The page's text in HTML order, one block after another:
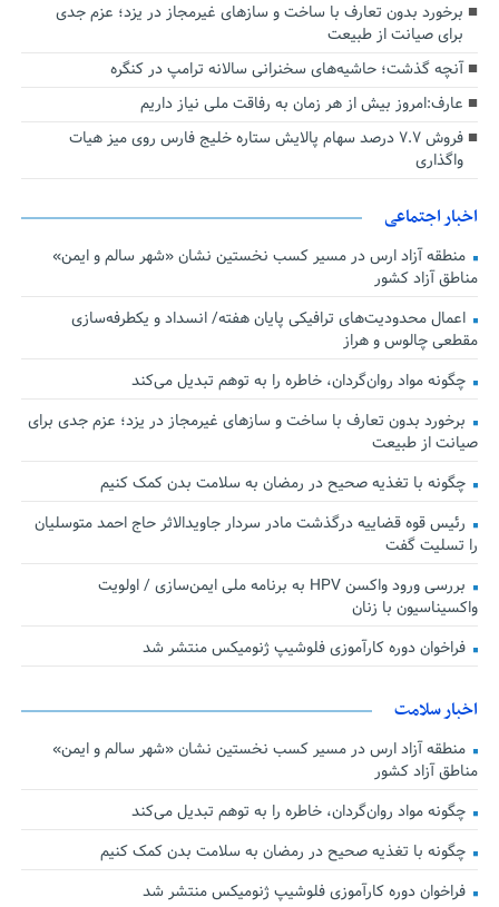
برخورد بدون تعارف با ساخت‌ و سازهای غیرمجاز در یزد؛ عزم جدی
برای صیانت از طبیعت
آنچه گذشت؛ حاشیه‌های سخنرانی سالانه ترامپ در کنگره
عارف:امروز بیش از هر زمان به رفاقت ملی نیاز داریم
فروش ۷.۷ درصد سهام پالایش ستاره خلیج فارس روی میز هیات
واگذاری
اخبار اجتماعی
منطقه آزاد ارس در مسیر کسب نخستین نشان «شهر سالم و ایمن»
مناطق آزاد کشور
اعمال محدودیت‌های ترافیکی پایان هفته/ انسداد و یکطرفه‌سازی
مقطعی چالوس و هراز
چگونه مواد روان‌گردان، خاطره را به توهم تبدیل می‌کند
برخورد بدون تعارف با ساخت‌ و سازهای غیرمجاز در یزد؛ عزم جدی برای
صیانت از طبیعت
چگونه با تغذیه صحیح در رمضان به سلامت بدن کمک کنیم
رئیس قوه قضاییه درگذشت مادر سردار جاویدالاثر حاج احمد متوسلیان
را تسلیت گفت
بررسی ورود واکسن HPV به برنامه ملی ایمن‌سازی / اولویت
واکسیناسیون با زنان
فراخوان دوره کارآموزی فلوشیپ ژنومیکس منتشر شد
اخبار سلامت
منطقه آزاد ارس در مسیر کسب نخستین نشان «شهر سالم و ایمن»
مناطق آزاد کشور
چگونه مواد روان‌گردان، خاطره را به توهم تبدیل می‌کند
چگونه با تغذیه صحیح در رمضان به سلامت بدن کمک کنیم
فراخوان دوره کارآموزی فلوشیپ ژنومیکس منتشر شد